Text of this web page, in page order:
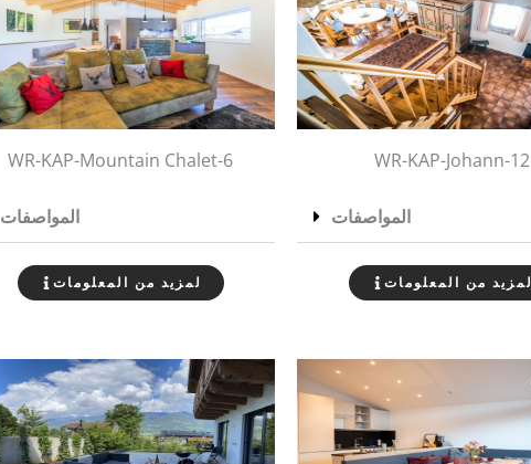
WR-KAP-Mountain Chalet-6
المواصفات
لمزيد من المعلومات
WR-KAP-Johann-12
المواصفات
لمزيد من المعلومات